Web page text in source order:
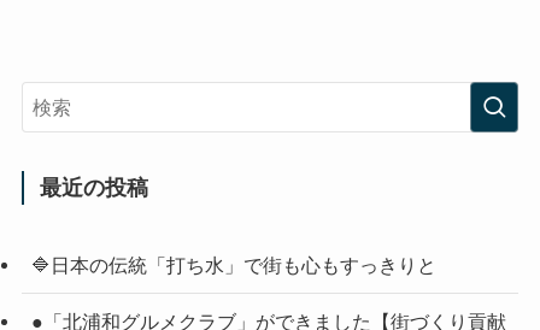
最近の投稿
🔷日本の伝統「打ち水」で街も心もすっきりと
●「北浦和グルメクラブ」ができました【街づくり貢献